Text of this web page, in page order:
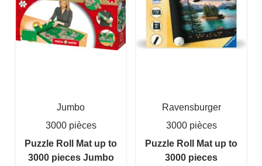
Jumbo
3000 pièces
Puzzle Roll Mat up to
3000 pieces Jumbo
Ravensburger
3000 pièces
Puzzle Roll Mat up to
3000 pieces